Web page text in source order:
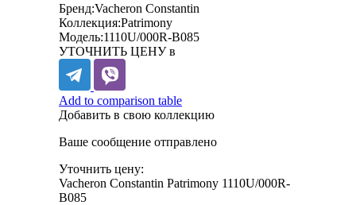
Бренд:Vacheron Constantin
Коллекция:Patrimony
Модель:1110U/000R-B085
УТОЧНИТЬ ЦЕНУ в
Add to comparison table
Добавить в свою коллекцию
Ваше сообщение отправлено
Уточнить цену:
Vacheron Constantin Patrimony 1110U/000R-
B085